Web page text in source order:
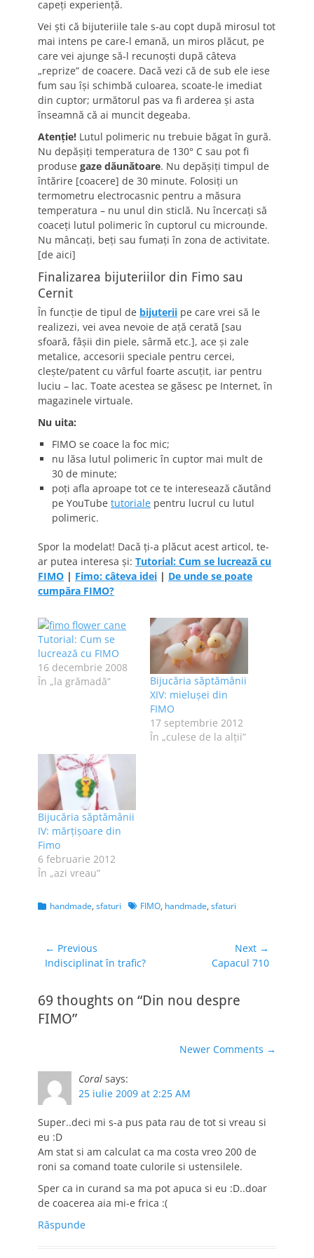
capeţi experienţă.
Vei şti că bijuteriile tale s-au copt după mirosul tot
mai intens pe care-l emană, un miros plăcut, pe
care vei ajunge să-l recunoşti după câteva
„reprize” de coacere. Dacă vezi că de sub ele iese
fum sau îşi schimbă culoarea, scoate-le imediat
din cuptor; următorul pas va fi arderea şi asta
înseamnă că ai muncit degeaba.
Atenţie! Lutul polimeric nu trebuie băgat în gură.
Nu depăşiţi temperatura de 130° C sau pot fi
produse gaze dăunătoare. Nu depăşiţi timpul de
întărire [coacere] de 30 minute. Folosiţi un
termometru electrocasnic pentru a măsura
temperatura – nu unul din sticlă. Nu încercaţi să
coaceţi lutul polimeric în cuptorul cu microunde.
Nu mâncaţi, beţi sau fumaţi în zona de activitate.
[de aici]
Finalizarea bijuteriilor din Fimo sau
Cernit
În funcţie de tipul de bijuterii pe care vrei să le
realizezi, vei avea nevoie de aţă cerată [sau
sfoară, fâşii din piele, sârmă etc.], ace şi zale
metalice, accesorii speciale pentru cercei,
cleşte/patent cu vârful foarte ascuţit, iar pentru
luciu – lac. Toate acestea se găsesc pe Internet, în
magazinele virtuale.
Nu uita:
FIMO se coace la foc mic;
nu lăsa lutul polimeric în cuptor mai mult de
30 de minute;
poţi afla aproape tot ce te interesează căutând
pe YouTube tutoriale pentru lucrul cu lutul
polimeric.
Spor la modelat! Dacă ţi-a plăcut acest articol, te-
ar putea interesa şi: Tutorial: Cum se lucrează cu
FIMO | Fimo: câteva idei | De unde se poate
cumpăra FIMO?
Tutorial: Cum se
lucrează cu FIMO
16 decembrie 2008
În „la grămadă”
Bijucăria săptămânii
XIV: mieluşei din
FIMO
17 septembrie 2012
În „culese de la alţii”
Bijucăria săptămânii
IV: mărţişoare din
Fimo
6 februarie 2012
În „azi vreau”
Categories
handmade, sfaturi TagsFIMO, handmade, sfaturi
Navigare
în
← Previous
Previous
Indisciplinat în trafic?
Next →
Capacul 710
69 thoughts on “Din nou despre
FIMO”
navigation
Newer Comments →
Coral says:
25 iulie 2009 at 2:25 AM
Super..deci mi s-a pus pata rau de tot si vreau si
eu :D
Am stat si am calculat ca ma costa vreo 200 de
roni sa comand toate culorile si ustensilele.
Sper ca in curand sa ma pot apuca si eu :D..doar
de coacerea aia mi-e frica :(
Răspunde